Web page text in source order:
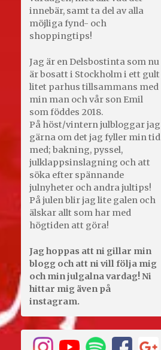
innebär, samt ta del av alla
möjliga fynd- och
shoppingtips!
Jag är en Delsbostinta som nu
är bosatt i Stockholm i ett gult
litet parhus tillsammans med
min man och vår son Emil
som föddes 2018.
På höst/vintern julbloggar jag
gärna om det jag fyller min tid
med; bakning, pyssel,
julklappsinslagning och att
söka efter spännande
julnyheter och andra jultips!
På julen blir jag lite galen och
älskar allt som har med
högtiden att göra!
Jag hoppas att ni gillar min
blogg och att ni vill följa mig
och min julgalna vardag! Ni
hittar mig även på
instagram.